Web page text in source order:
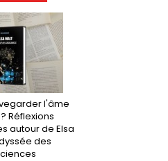
l'âme
Réflexions
autour de Elsa
des